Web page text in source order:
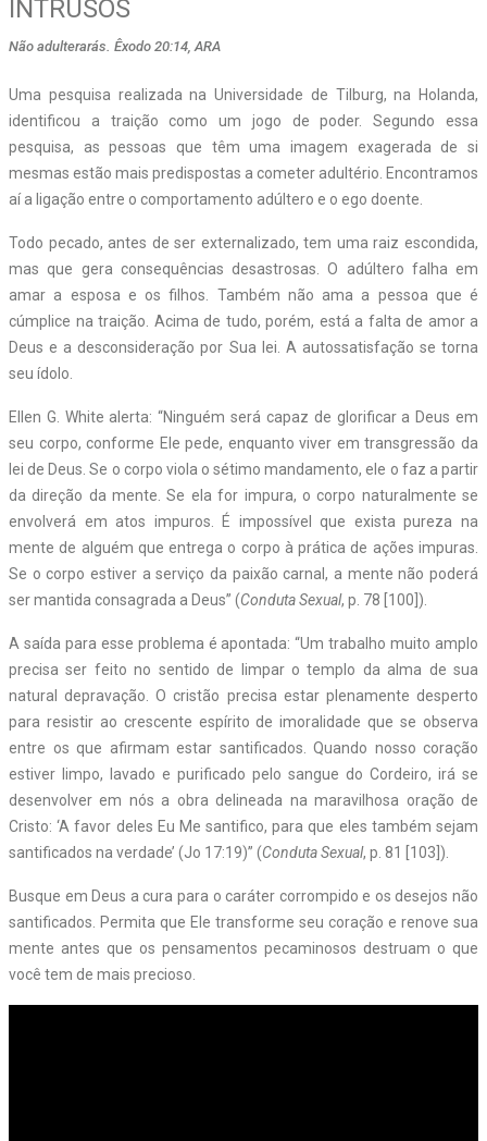
INTRUSOS
Não adulterarás. Êxodo 20:14, ARA
Uma pesquisa realizada na Universidade de Tilburg, na Holanda,
identificou a traição como um jogo de poder. Segundo essa
pesquisa, as pessoas que têm uma imagem exagerada de si
mesmas estão mais predispostas a cometer adultério. Encontramos
aí a ligação entre o comportamento adúltero e o ego doente.
Todo pecado, antes de ser externalizado, tem uma raiz escondida,
mas que gera consequências desastrosas. O adúltero falha em
amar a esposa e os filhos. Também não ama a pessoa que é
cúmplice na traição. Acima de tudo, porém, está a falta de amor a
Deus e a desconsideração por Sua lei. A autossatisfação se torna
seu ídolo.
Ellen G. White alerta: “Ninguém será capaz de glorificar a Deus em
seu corpo, conforme Ele pede, enquanto viver em transgressão da
lei de Deus. Se o corpo viola o sétimo mandamento, ele o faz a partir
da direção da mente. Se ela for impura, o corpo naturalmente se
envolverá em atos impuros. É impossível que exista pureza na
mente de alguém que entrega o corpo à prática de ações impuras.
Se o corpo estiver a serviço da paixão carnal, a mente não poderá
ser mantida consagrada a Deus” (Conduta Sexual, p. 78 [100]).
A saída para esse problema é apontada: “Um trabalho muito amplo
precisa ser feito no sentido de limpar o templo da alma de sua
natural depravação. O cristão precisa estar plenamente desperto
para resistir ao crescente espírito de imoralidade que se observa
entre os que afirmam estar santificados. Quando nosso coração
estiver limpo, lavado e purificado pelo sangue do Cordeiro, irá se
desenvolver em nós a obra delineada na maravilhosa oração de
Cristo: ‘A favor deles Eu Me santifico, para que eles também sejam
santificados na verdade’ (Jo 17:19)” (CondutaSexual, p. 81 [103]).
Busque em Deus a cura para o caráter corrompido e os desejos não
santificados. Permita que Ele transforme seu coração e renove sua
mente antes que os pensamentos pecaminosos destruam o que
você tem de mais precioso.